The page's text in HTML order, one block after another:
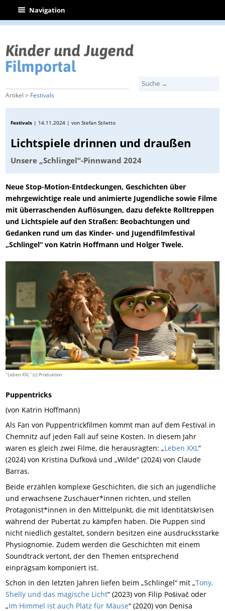
| Navigation
Artikel > Festivals
Festivals | 14.11.2024 | von Stefan Stiletto
Lichtspiele drinnen und draußen
Unsere „Schlingel“-Pinnwand 2024
Neue Stop-Motion-Entdeckungen, Geschichten über
mehrgewichtige reale und animierte Jugendliche sowie Filme
mit überraschenden Auflösungen, dazu defekte Rolltreppen
und Lichtspiele auf den Straßen: Beobachtungen und
Gedanken rund um das Kinder- und Jugendfilmfestival
„Schlingel“ von Katrin Hoffmann und Holger Twele.
"Leben XXL" (c) Produktion
Puppentricks
(von Katrin Hoffmann)
Als Fan von Puppentrickfilmen kommt man auf dem Festival in
Chemnitz auf jeden Fall auf seine Kosten. In diesem Jahr
waren es gleich zwei Filme, die herausragten: „Leben XXL“
(2024) von Kristina Dufková und „Wilde“ (2024) von Claude
Barras.
Beide erzählen komplexe Geschichten, die sich an jugendliche
und erwachsene Zuschauer*innen richten, und stellen
Protagonist*innen in den Mittelpunkt, die mit Identitätskrisen
während der Pubertät zu kämpfen haben. Die Puppen sind
nicht niedlich gestaltet, sondern besitzen eine ausdrucksstarke
Physiognomie. Zudem werden die Geschichten mit einem
Soundtrack vertont, der den Themen entsprechend
einprägsam komponiert ist.
Schon in den letzten Jahren liefen beim „Schlingel“ mit „Tony,
Shelly und das magische Licht“ (2023) von Filip Pošivač oder
„Im Himmel ist auch Platz für Mäuse“ (2020) von Denisa